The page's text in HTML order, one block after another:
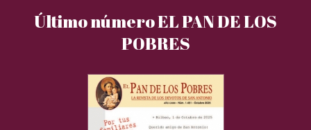
Último número EL PAN DE LOS
POBRES